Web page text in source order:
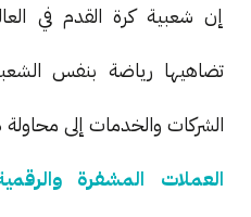
إن شعبية كرة القدم في
تضاهيها رياضة بنفس
الشركات والخدمات إلى
العملات المشفرة